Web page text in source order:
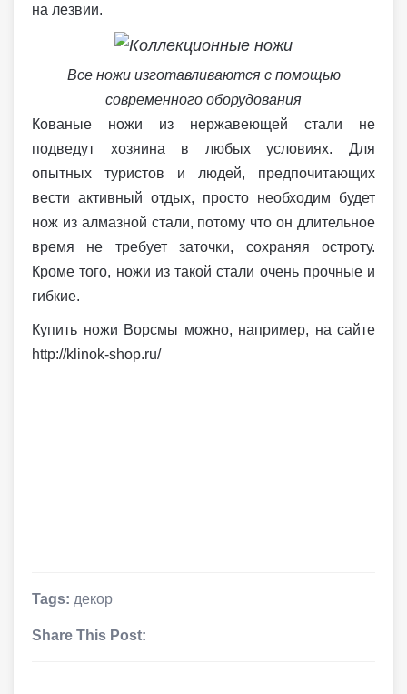
на лезвии.
Все ножи изготавливаются с помощью
современного оборудования
Кованые ножи из нержавеющей стали не
подведут хозяина в любых условиях. Для
опытных туристов и людей, предпочитающих
вести активный отдых, просто необходим будет
нож из алмазной стали, потому что он длительное
время не требует заточки, сохраняя остроту.
Кроме того, ножи из такой стали очень прочные и
гибкие.
Купить ножи Ворсмы можно, например, на сайте
http://klinok-shop.ru/
Tags: декор
Share This Post: